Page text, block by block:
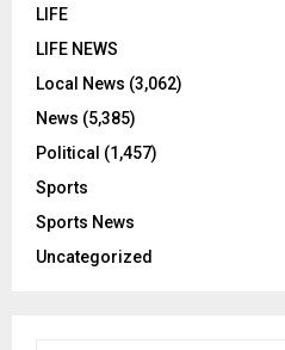
LIFE
LIFE NEWS
Local News (3,062)
News (5,385)
Political (1,457)
Sports
Sports News
Uncategorized